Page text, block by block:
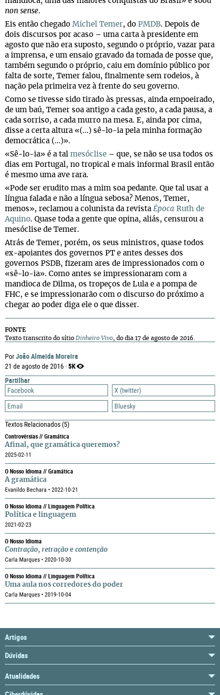
PorJoão Almeida Moreira
21 de agosto de 2016 ·5K
Partilhar
Facebook
X (twitter)
Email
Bluesky
Textos Relacionados(5)
Controvérsias // Gramática
Afinal, que gramática queremos?
2025-02-11
O Nosso Idioma // Gramática
A gramática
Evanildo Bechara • 2022-10-21
O Nosso Idioma // Linguagem Política
Política e linguagem
2021-02-23
O Nosso Idioma
Contração, retração e contenção
Carla Marques • 2020-10-30
O Nosso Idioma // Linguagem Política
Uma aula nos corredores do poder
Carla Marques • 2019-10-04
non sense.
Eis então chegado Michel Temer, do PMDB. Depois de
dois discursos por acaso – uma carta à presidente em
agosto que não era suposto, segundo o próprio, vazar para
a imprensa, e um ensaio gravado da tomada de posse que,
também segundo o próprio, caiu em domínio público por
falta de sorte, Temer falou, finalmente sem rodeios, à
nação pela primeira vez à frente do seu governo.
Como se tivesse sido tirado às pressas, ainda empoeirado,
de um baú, Temer soa antigo a cada gesto, a cada pausa, a
cada sorriso, a cada murro na mesa. E, ainda por cima,
disse a certa altura «(...) sê-lo-ia pela minha formação
democrática (...)».
«Sê-lo-ia» é a tal mesóclise – que, se não se usa todos os
dias em Portugal, no tropical e mais informal Brasil então
é mesmo uma ave rara.
«Pode ser erudito mas a mim soa pedante. Que tal usar a
língua falada e não a língua sebosa? Menos, Temer,
menos», reclamou a colunista da revista Época Ruth de
Aquino. Quase toda a gente que opina, aliás, censurou a
mesóclise de Temer.
Atrás de Temer, porém, os seus ministros, quase todos
ex-apoiantes dos governos PT e antes desses dos
governos PSDB, fizeram ares de impressionados com o
«sê-lo-ia». Como antes se impressionaram com a
mandioca de Dilma, os tropeços de Lula e a pompa de
FHC, e se impressionarão com o discurso do próximo a
chegar ao poder diga ele o que disser.
FONTE
Texto transcrito do sítio Dinheiro Vivo, do dia 17 de agosto de 2016.
Artigos
Dúvidas
Atualidades